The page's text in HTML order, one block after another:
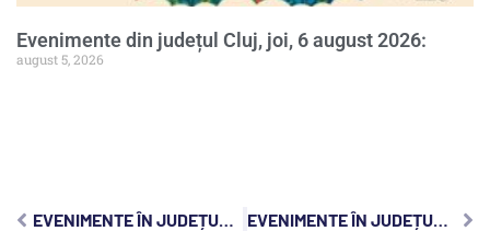
Evenimente din județul Cluj, joi, 6 august 2026:
august 5, 2026
EVENIMENTE ÎN JUDEȚUL CLUJ, VINERI, 10 MARTIE 2023: EVENIMENTE ÎN JUDEȚUL CLUJ, DUMINICĂ, 12 MARTIE 2023: